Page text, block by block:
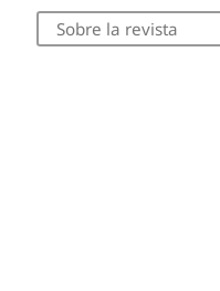
Sobre la revista